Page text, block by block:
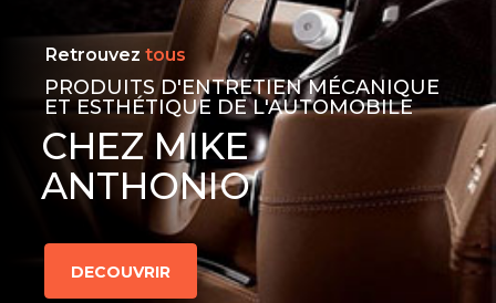
Retrouvez tous
PRODUITS D'ENTRETIEN MÉCANIQUE
ET ESTHÉTIQUE DE L'AUTOMOBILE
CHEZ MIKE
ANTHONIO
DECOUVRIR